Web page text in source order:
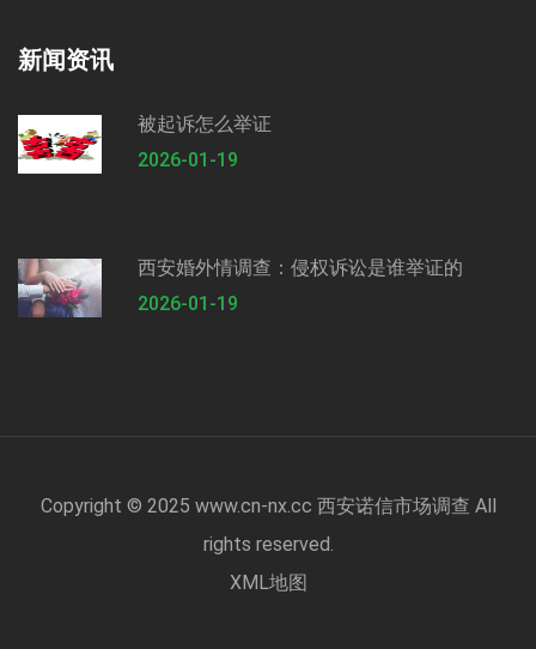
新闻资讯
被起诉怎么举证
2026-01-19
西安婚外情调查：侵权诉讼是谁举证的
2026-01-19
Copyright © 2025 www.cn-nx.cc 西安诺信市场调查 All
rights reserved.
XML地图